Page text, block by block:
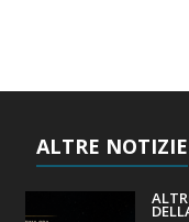
ALTRE NOTIZIE